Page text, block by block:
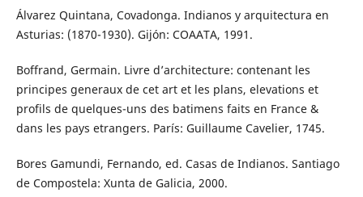
Álvarez Quintana, Covadonga. Indianos y arquitectura en
Asturias: (1870-1930). Gijón: COAATA, 1991.
Boffrand, Germain. Livre d’architecture: contenant les
principes generaux de cet art et les plans, elevations et
profils de quelques-uns des batimens faits en France &
dans les pays etrangers. París: Guillaume Cavelier, 1745.
Bores Gamundi, Fernando, ed. Casas de Indianos. Santiago
de Compostela: Xunta de Galicia, 2000.